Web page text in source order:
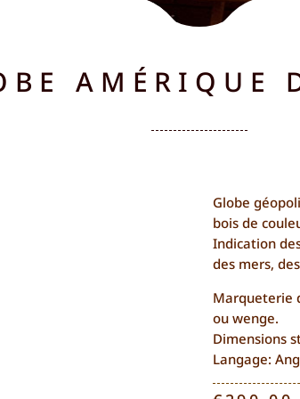
AMÉRIQUE
Globe
bois de
Indication
des mers,
Marqueterie
ou wenge.
Dimensions
Langage: